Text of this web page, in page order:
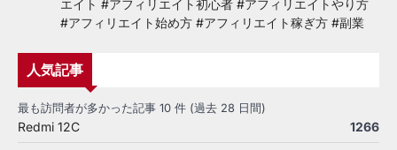
エイト #アフィリエイト初心者 #アフィリエイトやり方
#アフィリエイト始め方 #アフィリエイト稼ぎ方 #副業
人気記事
最も訪問者が多かった記事 10 件 (過去 28 日間)
Redmi 12C 1266